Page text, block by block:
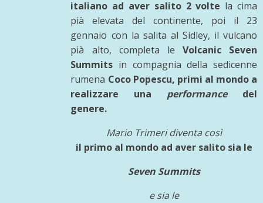
italiano ad aver salito 2 volte la cima
pià elevata del continente, poi il 23
gennaio con la salita al Sidley, il vulcano
pià alto, completa le Volcanic Seven
Summits in compagnia della sedicenne
rumena Coco Popescu, primi al mondo a
realizzare una performancedel
genere.
Mario Trimeri diventa così
il primo al mondo ad aver salito sia le
Seven Summits
e sia le